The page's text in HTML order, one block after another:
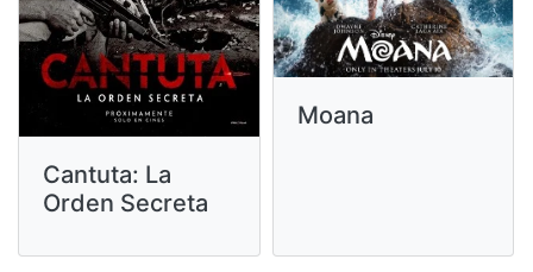
Cantuta: La
Orden Secreta
Moana